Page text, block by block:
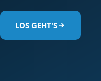
LOS GEHT'S